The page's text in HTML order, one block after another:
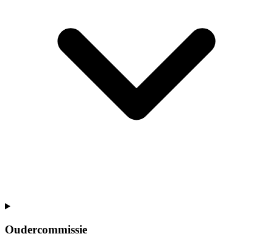
Oudercommissie